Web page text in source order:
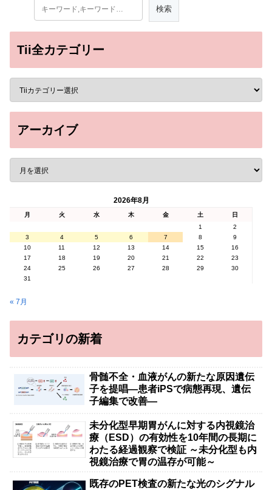
Tii全カテゴリー
アーカイブ
2026年8月
月 火 水 木 金 土
日
1
2
3
4 5 6 7 8
9
10
11 12 13 14 15
16
17
18 19 20 21 22
23
24
25 26 27 28 29
30
31
« 7月
カテゴリの新着
骨髄不全・血液がんの新たな原因遺伝
子を提唱―患者iPSで病態再現、遺伝
子編集で改善―
未分化型早期胃がんに対する内視鏡治
療（ESD）の有効性を10年間の長期に
わたる経過観察で検証 ～未分化型も内
視鏡治療で胃の温存が可能～
既存のPET検査の新たな光のシグナル